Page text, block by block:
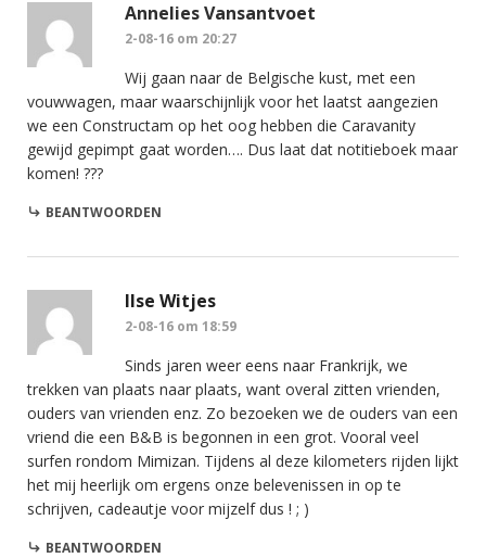
Annelies Vansantvoet
2-08-16 om 20:27
Wij gaan naar de Belgische kust, met een
vouwwagen, maar waarschijnlijk voor het laatst aangezien
we een Constructam op het oog hebben die Caravanity
gewijd gepimpt gaat worden…. Dus laat dat notitieboek maar
komen! ???
BEANTWOORDEN
Ilse Witjes
2-08-16 om 18:59
Sinds jaren weer eens naar Frankrijk, we
trekken van plaats naar plaats, want overal zitten vrienden,
ouders van vrienden enz. Zo bezoeken we de ouders van een
vriend die een B&B is begonnen in een grot. Vooral veel
surfen rondom Mimizan. Tijdens al deze kilometers rijden lijkt
het mij heerlijk om ergens onze belevenissen in op te
schrijven, cadeautje voor mijzelf dus ! ; )
BEANTWOORDEN